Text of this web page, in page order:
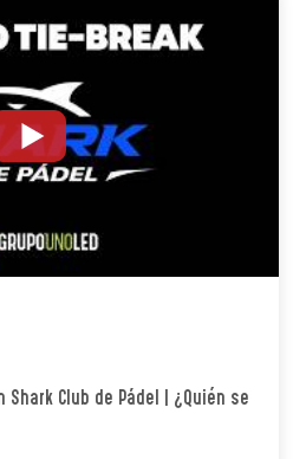
Club de Pádel | ¿Quién se